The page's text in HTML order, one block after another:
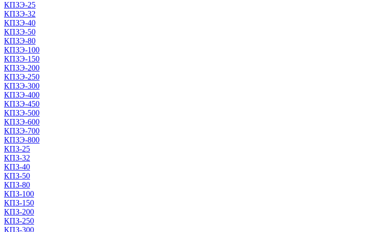
КПЗЭ-25
КПЗЭ-32
КПЗЭ-40
КПЗЭ-50
КПЗЭ-80
КПЗЭ-100
КПЗЭ-150
КПЗЭ-200
КПЗЭ-250
КПЗЭ-300
КПЗЭ-400
КПЗЭ-450
КПЗЭ-500
КПЗЭ-600
КПЗЭ-700
КПЗЭ-800
КПЗ-25
КПЗ-32
КПЗ-40
КПЗ-50
КПЗ-80
КПЗ-100
КПЗ-150
КПЗ-200
КПЗ-250
КПЗ-300